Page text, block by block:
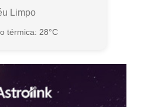
Limpo
térmica: 28°C